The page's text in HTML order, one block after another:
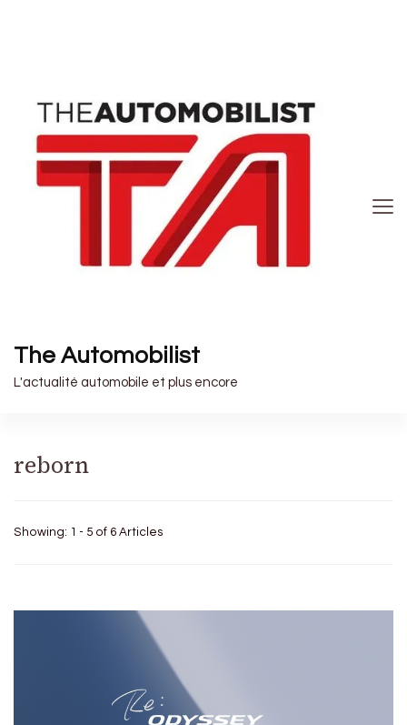
The Automobilist
L'actualité automobile et plus encore
reborn
Showing: 1 - 5 of 6 Articles